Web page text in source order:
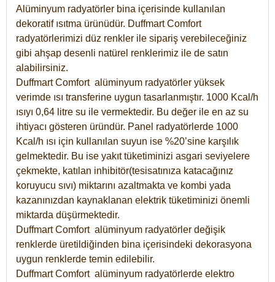
Alüminyum radyatörler bina içerisinde kullanılan
dekoratif ısıtma ürünüdür. Duffmart Comfort
radyatörlerimizi düz renkler ile sipariş verebileceğiniz
gibi ahşap desenli natürel renklerimiz ile de satın
alabilirsiniz.
Duffmart Comfort alüminyum radyatörler yüksek
verimde ısı transferine uygun tasarlanmıştır. 1000 Kcal/h
ısıyı 0,64 litre su ile vermektedir. Bu değer ile en az su
ihtiyacı gösteren üründür. Panel radyatörlerde 1000
Kcal/h ısı için kullanılan suyun ise %20’sine karşılık
gelmektedir. Bu ise yakıt tüketiminizi asgari seviyelere
çekmekte, katılan inhibitör(tesisatınıza katacağınız
koruyucu sıvı) miktarını azaltmakta ve kombi yada
kazanınızdan kaynaklanan elektrik tüketiminizi önemli
miktarda düşürmektedir.
Duffmart Comfort alüminyum radyatörler değişik
renklerde üretildiğinden bina içerisindeki dekorasyona
uygun renklerde temin edilebilir.
DuffmartComfort alüminyum radyatörlerde elektro